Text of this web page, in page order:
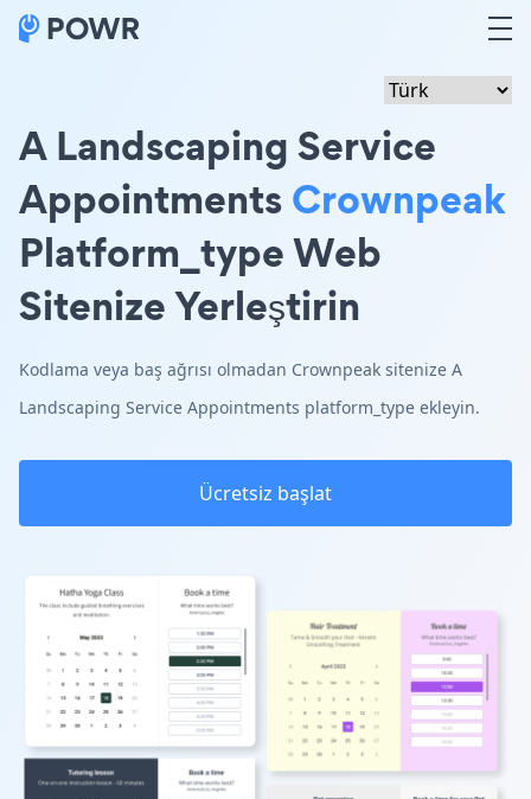
A Landscaping Service
AppointmentsCrownpeak
Platform_type Web
Sitenize Yerleştirin
Kodlama veya baş ağrısı olmadan Crownpeak sitenize A
Landscaping Service Appointments platform_type ekleyin.
Ücretsiz başlat